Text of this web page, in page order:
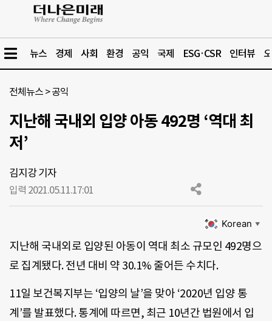
뉴스 경제 사회 환경 공익 국제 ESG·CSR 인터뷰
전체뉴스 >공익
지난해 국내외 입양 아동 492명 ‘역대 최
저’
김지강 기자
입력 2021.05.11.17:01
Korean ▼
지난해 국내외로 입양된 아동이 역대 최소 규모인 492명으
로 집계됐다. 전년 대비 약 30.1% 줄어든 수치다.
11일 보건복지부는 ‘입양의 날’을 맞아 ‘2020년 입양 통
계’를 발표했다. 통계에 따르면, 최근 10년간 법원에서 입